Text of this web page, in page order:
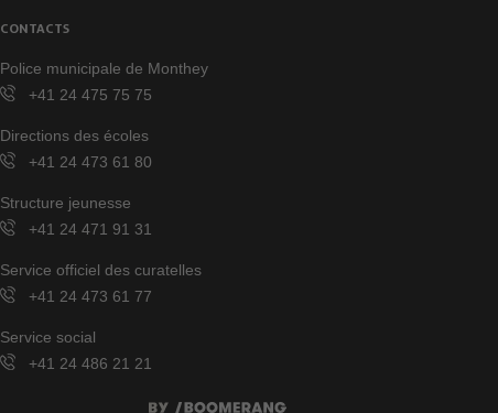
CONTACTS
Police municipale de Monthey
+41 24 475 75 75
Directions des écoles
+41 24 473 61 80
Structure jeunesse
+41 24 471 91 31
Service officiel des curatelles
+41 24 473 61 77
Service social
+41 24 486 21 21